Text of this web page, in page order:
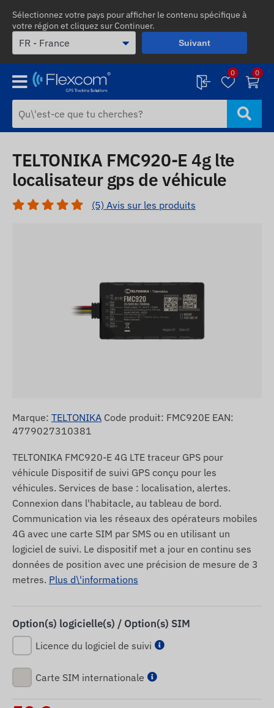
Sélectionnez votre pays pour afficher le contenu spécifique à
votre région et cliquez sur Continuer.
Suivant
0 0
TELTONIKA FMC920-E 4g lte
localisateur gps de véhicule
(5) Avis sur les produits
Marque: TELTONIKA Code produit: FMC920E EAN:
4779027310381
TELTONIKA FMC920-E 4G LTE traceur GPS pour
véhicule Dispositif de suivi GPS conçu pour les
véhicules. Services de base : localisation, alertes.
Connexion dans l'habitacle, au tableau de bord.
Communication via les réseaux des opérateurs mobiles
4G avec une carte SIM par SMS ou en utilisant un
logiciel de suivi. Le dispositif met a jour en continu ses
données de position avec une précision de mesure de 3
metres. Plus d\'informations
Option(s) logicielle(s) / Option(s) SIM
Licence du logiciel de suivi
Carte SIM internationale